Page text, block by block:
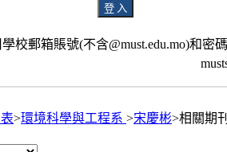
登 入
校郵箱賬號(不含@must.edu.mo)和
>環境科學與工程系 >宋慶彬>相關期